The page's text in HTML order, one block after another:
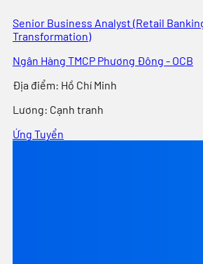
Senior Business Analyst (Retail
Transformation)
Ngân Hàng TMCP Phương Đông - OCB
Địa điểm: Hồ Chí Minh
Lương: Cạnh tranh
Ứng Tuyển